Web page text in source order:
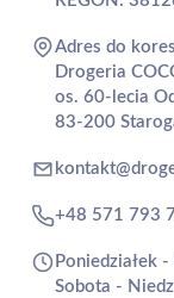
Adres do
Drogeria
os. 60-lecia
83-200
+48 571 793
Poniedziałek
Sobota -